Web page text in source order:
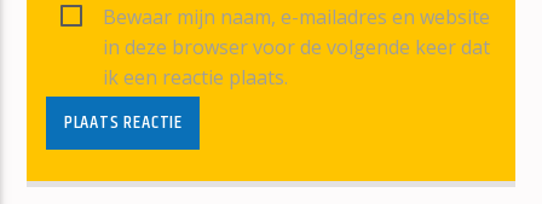
Bewaar mijn naam, e-mailadres en website
in deze browser voor de volgende keer dat
ik een reactie plaats.